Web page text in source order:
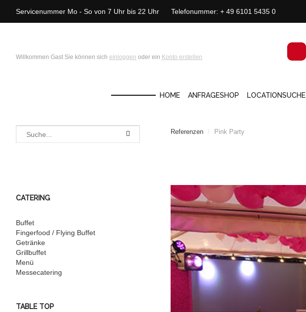
Servicenummer Mo - So von 7 Uhr bis 22 Uhr Telefonummer: + 49 6101 5435 0
Willkommen Gast Sie können sich einloggen oder ein Konto erstellen
HOME ANFRAGESHOP LOCATIONSUCHE
Referenzen / Pink Party
CATERING
Buffet
Fingerfood / Flying Buffet
Getränke
Grillbuffet
Menü
Messecatering
TABLE TOP